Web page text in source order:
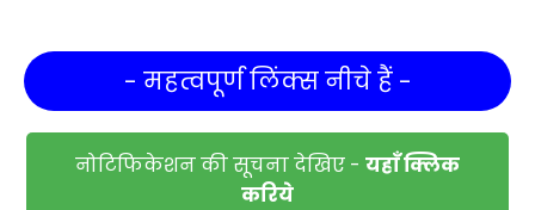
- महत्वपूर्ण लिंक्स नीचे हैं -
नोटिफिकेशन की सूचना देखिए - यहाँ क्लिक
करिये